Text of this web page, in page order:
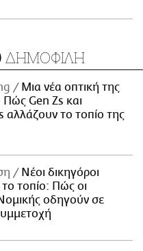
ΔΗΜΟΦΙΛΗ
Μια νέα οπτική της
Πώς Gen Zs και
αλλάζουν το τοπίο της
Νέοι δικηγόροι
τοπίο: Πώς οι
οδηγούν σε